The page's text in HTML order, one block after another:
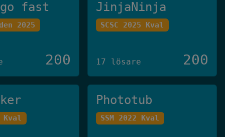
fast
2025
200
JinjaNinja
SCSC 2025 Kval
17 lösare 200
Kval
Phototub
SSM 2022 Kval